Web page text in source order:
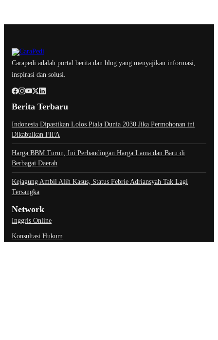
Carapedi adalah portal berita dan blog yang menyajikan informasi,
inspirasi dan solusi.
Berita Terbaru
Indonesia Dipastikan Lolos Piala Dunia 2030 Jika Permohonan ini
Dikabulkan FIFA
Harga BBM Turun, Ini Perbandingan Harga Lama dan Baru di
Berbagai Daerah
Kejagung Ambil Alih Kasus, Status Febrie Adriansyah Tak Lagi
Tersangka
Network
Inggris Online
Konsultasi Hukum